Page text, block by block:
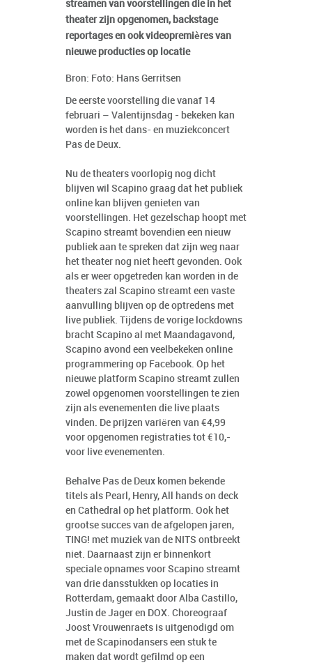
streamen van voorstellingen die in het
theater zijn opgenomen, backstage
reportages en ook videopremières van
nieuwe producties op locatie
Bron: Foto: Hans Gerritsen
De eerste voorstelling die vanaf 14
februari – Valentijnsdag - bekeken kan
worden is het dans- en muziekconcert
Pas de Deux.
Nu de theaters voorlopig nog dicht
blijven wil Scapino graag dat het publiek
online kan blijven genieten van
voorstellingen. Het gezelschap hoopt met
Scapino streamt bovendien een nieuw
publiek aan te spreken dat zijn weg naar
het theater nog niet heeft gevonden. Ook
als er weer opgetreden kan worden in de
theaters zal Scapino streamt een vaste
aanvulling blijven op de optredens met
live publiek. Tijdens de vorige lockdowns
bracht Scapino al met Maandagavond,
Scapino avond een veelbekeken online
programmering op Facebook. Op het
nieuwe platform Scapino streamt zullen
zowel opgenomen voorstellingen te zien
zijn als evenementen die live plaats
vinden. De prijzen variëren van €4,99
voor opgenomen registraties tot €10,-
voor live evenementen.
Behalve Pas de Deux komen bekende
titels als Pearl, Henry, All hands on deck
en Cathedral op het platform. Ook het
grootse succes van de afgelopen jaren,
TING! met muziek van de NITS ontbreekt
niet. Daarnaast zijn er binnenkort
speciale opnames voor Scapino streamt
van drie dansstukken op locaties in
Rotterdam, gemaakt door Alba Castillo,
Justin de Jager en DOX. Choreograaf
Joost Vrouwenraets is uitgenodigd om
met de Scapinodansers een stuk te
maken dat wordt gefilmd op een